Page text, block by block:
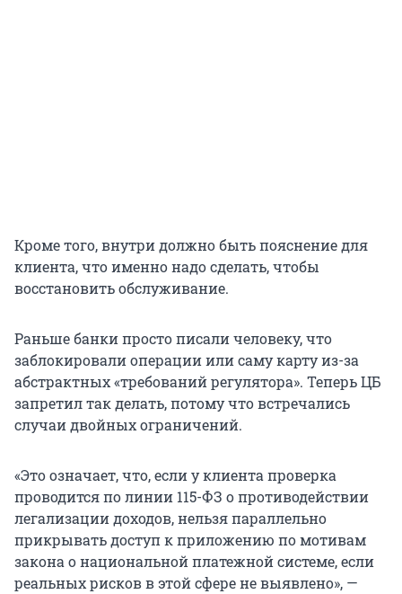
Кроме того, внутри должно быть пояснение для
клиента, что именно надо сделать, чтобы
восстановить обслуживание.
Раньше банки просто писали человеку, что
заблокировали операции или саму карту из-за
абстрактных «требований регулятора». Теперь ЦБ
запретил так делать, потому что встречались
случаи двойных ограничений.
«Это означает, что, если у клиента проверка
проводится по линии 115-ФЗ о противодействии
легализации доходов, нельзя параллельно
прикрывать доступ к приложению по мотивам
закона о национальной платежной системе, если
реальных рисков в этой сфере не выявлено», —